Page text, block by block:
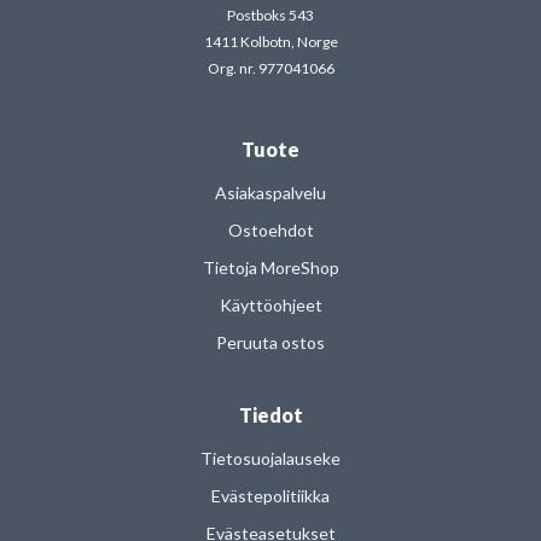
Postboks 543
1411 Kolbotn, Norge
Org. nr. 977041066
Tuote
Asiakaspalvelu
Ostoehdot
Tietoja MoreShop
Käyttöohjeet
Peruuta ostos
Tiedot
Tietosuojalauseke
Evästepolitiikka
Evästeasetukset